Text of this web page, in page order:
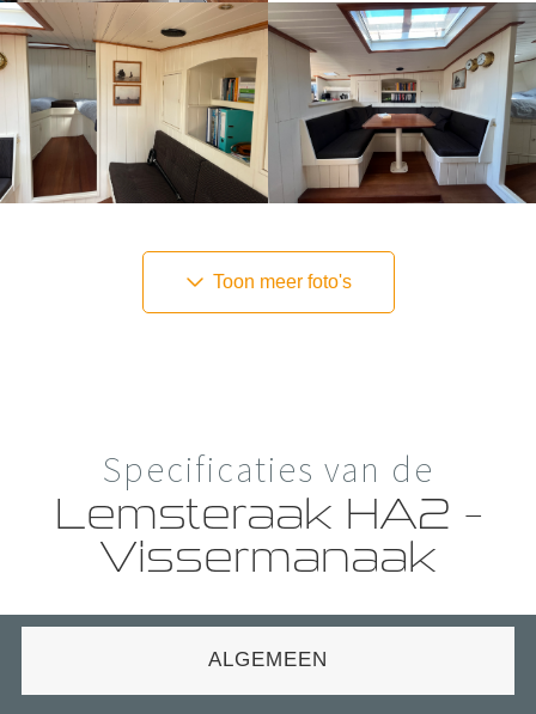
Toon meer foto's
Specificaties van de
Lemsteraak HA2 –
Vissermanaak
ALGEMEEN